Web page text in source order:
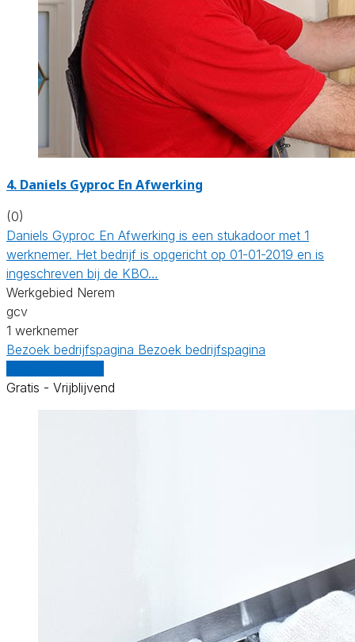
4. Daniels Gyproc En Afwerking
(0)
Daniels Gyproc En Afwerking is een stukadoor met 1
werknemer. Het bedrijf is opgericht op 01-01-2019 en is
ingeschreven bij de KBO…
Werkgebied Nerem
gcv
1 werknemer
Bezoek bedrijfspagina Bezoek bedrijfspagina
Gratis - Vrijblijvend